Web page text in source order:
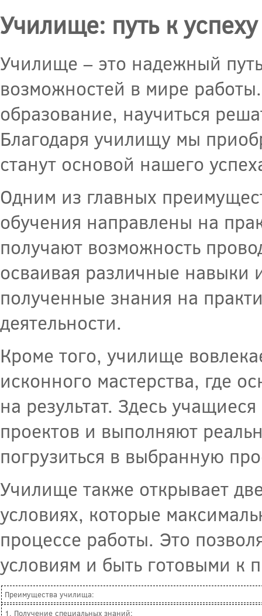
Училище: путь к
Училище – это надежный
возможностей в мире
образование, научиться
Благодаря училищу мы
станут основой нашего
Одним из главных
обучения направлены на
получают возможность
осваивая различные навыки
полученные знания на
деятельности.
Кроме того, училище
исконного мастерства, где
на результат. Здесь
проектов и выполняют
погрузиться в выбранную
Училище также открывает
условиях, которые
процессе работы. Это
условиям и быть готовыми к
Преимущества училища:
1. Получение специальных знаний;